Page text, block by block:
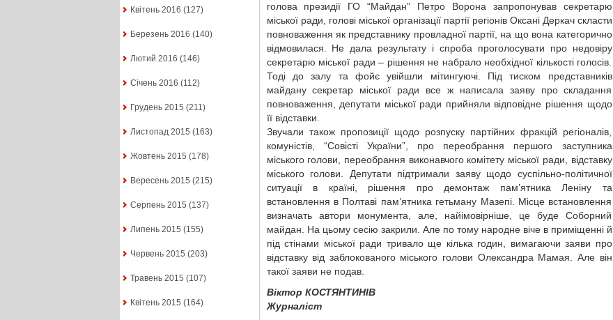
Квітень 2016 (127)
Березень 2016 (140)
Лютий 2016 (146)
Січень 2016 (112)
Грудень 2015 (211)
Листопад 2015 (163)
Жовтень 2015 (178)
Вересень 2015 (215)
Серпень 2015 (137)
Липень 2015 (155)
Червень 2015 (203)
Травень 2015 (107)
Квітень 2015 (164)
голова президії ГО “Майдан” Петро Ворона запропонував секретарю
міської ради, голові міської організації партії регіонів Оксані Деркач скласти
повноваження як представнику провладної партії, на що вона категорично
відмовилася. Не дала результату і спроба проголосувати про недовіру
секретарю міської ради – рішення не набрало необхідної кількості голосів.
Тоді до залу та фойє увійшли мітингуючі. Під тиском представників
майдану секретар міської ради все ж написала заяву про складання
повноваження, депутати міської ради прийняли відповідне рішення щодо
її відставки.
Звучали також пропозиції щодо розпуску партійних фракцій регіоналів,
комуністів, “Совісті України”, про переобрання першого заступника
міського голови, переобрання виконавчого комітету міської ради, відставку
міського голови. Депутати підтримали заяву щодо суспільно-політичної
ситуації в країні, рішення про демонтаж пам’ятника Леніну та
встановлення в Полтаві пам’ятника гетьману Мазепі. Місце встановлення
визначать автори монумента, але, найімовірніше, це буде Соборний
майдан. На цьому сесію закрили. Але по тому народне віче в приміщенні й
під стінами міської ради тривало ще кілька годин, вимагаючи заяви про
відставку від заблокованого міського голови Олександра Мамая. Але він
такої заяви не подав.
Віктор КОСТЯНТИНІВ
Журналіст